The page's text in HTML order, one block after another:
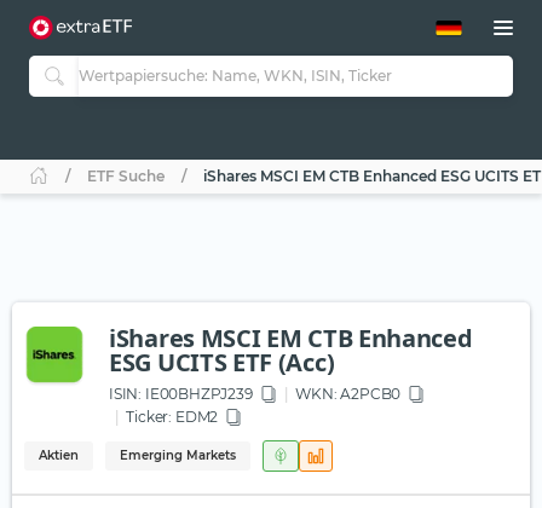
ETF-Guide 2.0
Guide Aktive ETFs
ETF-Sparpläne
ETF Suche iShares MSCI EM CTB Enhanced ESG UCITS
iShares MSCI EM CTB Enhanced
ESG UCITS ETF (Acc)
ISIN: IE00BHZPJ239 WKN: A2PCB0
Ticker: EDM2
Aktien Emerging Markets